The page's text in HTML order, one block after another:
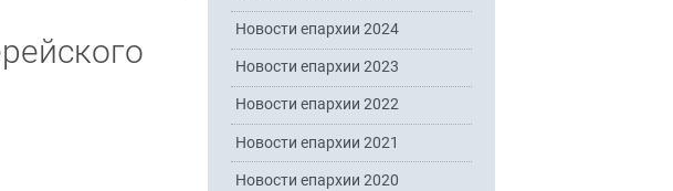
Новости епархии 2024
Новости епархии 2023
Новости епархии 2022
Новости епархии 2021
Новости епархии 2020